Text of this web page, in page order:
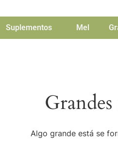
Suplementos Mel
Algo grande está se